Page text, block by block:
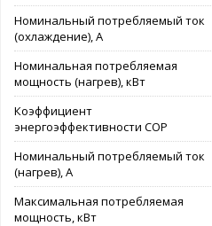
Номинальный потребляемый ток
(охлаждение), А
Номинальная потребляемая
мощность (нагрев), кВт
Коэффициент
энергоэффективности COP
Номинальный потребляемый ток
(нагрев), А
Максимальная потребляемая
мощность, кВт